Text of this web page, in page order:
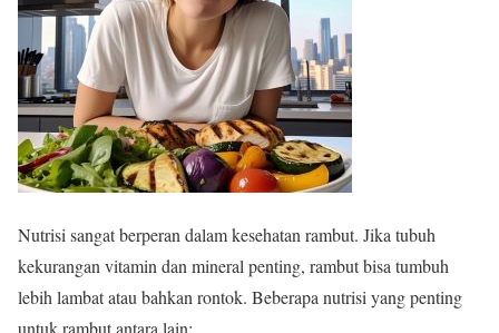
Nutrisi sangat berperan dalam kesehatan rambut. Jika tubuh
kekurangan vitamin dan mineral penting, rambut bisa tumbuh
lebih lambat atau bahkan rontok. Beberapa nutrisi yang penting
untuk rambut antara lain: